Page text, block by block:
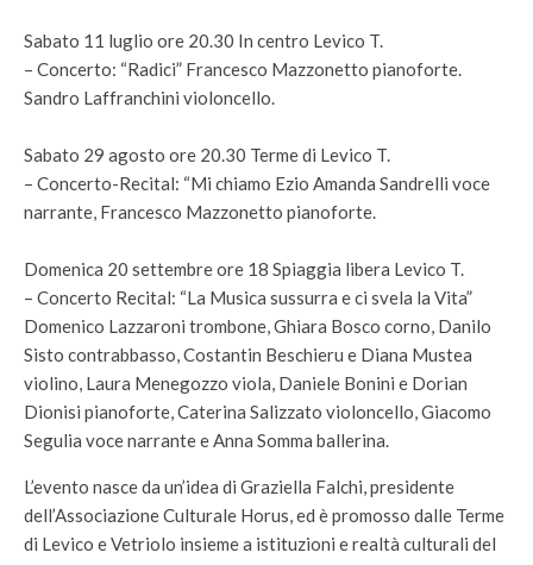
Sabato 11 luglio ore 20.30 In centro Levico T.
– Concerto: “Radici” Francesco Mazzonetto pianoforte.
Sandro Laffranchini violoncello.
Sabato 29 agosto ore 20.30 Terme di Levico T.
– Concerto-Recital: “Mi chiamo Ezio Amanda Sandrelli voce
narrante, Francesco Mazzonetto pianoforte.
Domenica 20 settembre ore 18 Spiaggia libera Levico T.
– Concerto Recital: “La Musica sussurra e ci svela la Vita”
Domenico Lazzaroni trombone, Ghiara Bosco corno, Danilo
Sisto contrabbasso, Costantin Beschieru e Diana Mustea
violino, Laura Menegozzo viola, Daniele Bonini e Dorian
Dionisi pianoforte, Caterina Salizzato violoncello, Giacomo
Segulia voce narrante e Anna Somma ballerina.
L’evento nasce da un’idea di Graziella Falchi, presidente
dell’Associazione Culturale Horus, ed è promosso dalle Terme
di Levico e Vetriolo insieme a istituzioni e realtà culturali del